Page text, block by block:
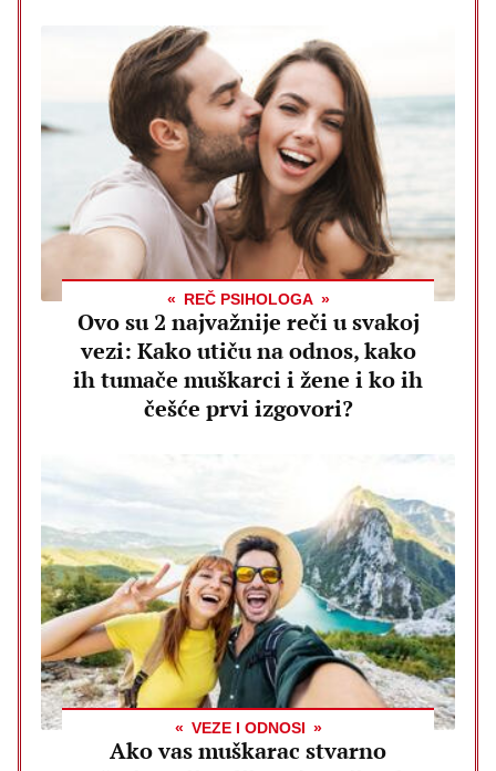
REČ PSIHOLOGA
Ovo su 2 najvažnije reči u svakoj
vezi: Kako utiču na odnos, kako
ih tumače muškarci i žene i ko ih
češće prvi izgovori?
VEZE I ODNOSI
Ako vas muškarac stvarno